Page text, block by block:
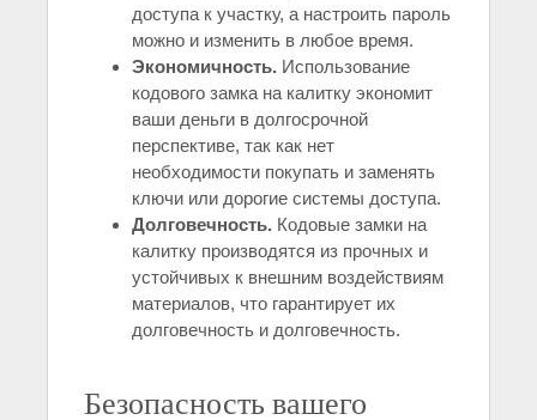
доступа к участку, а настроить пароль
можно и изменить в любое время.
Экономичность. Использование
кодового замка на калитку экономит
ваши деньги в долгосрочной
перспективе, так как нет
необходимости покупать и заменять
ключи или дорогие системы доступа.
Долговечность. Кодовые замки на
калитку производятся из прочных и
устойчивых к внешним воздействиям
материалов, что гарантирует их
долговечность и долговечность.
Безопасность вашего